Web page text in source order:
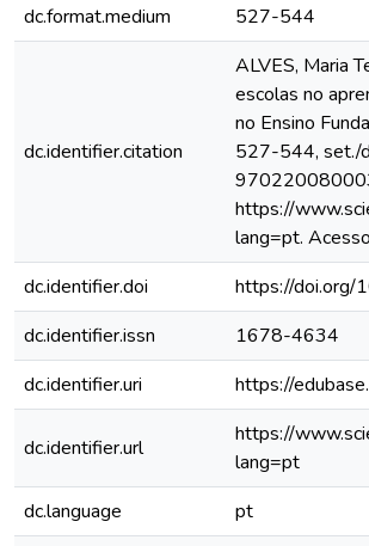
dc.format.medium
527-544
dc.identifier.citation
ALVES, Maria
escolas no
no Ensino
527-544, set./
https://
lang=pt.
dc.identifier.doi
https://
dc.identifier.issn
1678-4634
dc.identifier.uri
https://
dc.identifier.url
https://
lang=pt
dc.language
pt